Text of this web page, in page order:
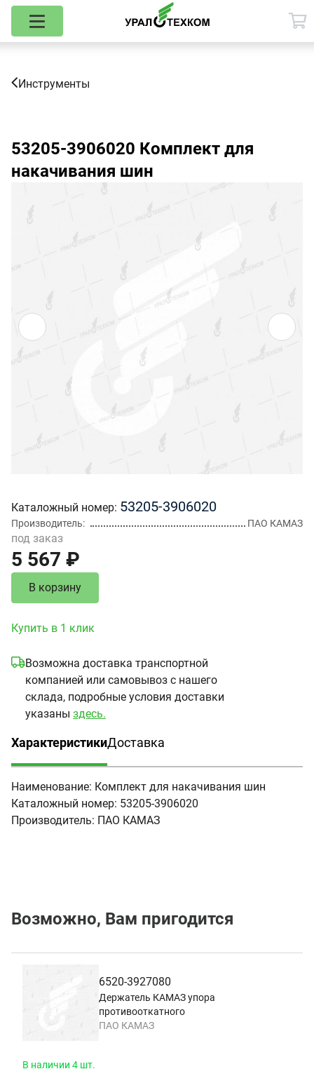
Инструменты
53205-3906020 Комплект для
накачивания шин
Каталожный номер 53205-3906020
Производитель ПАО КАМАЗ
под заказ
5 567 ₽
В корзину
Купить в 1 клик
Возможна доставка транспортной
компанией или самовывоз с нашего
склада, подробные условия доставки
указаны здесь.
Характеристики
(активная вкладка)
Доставка
Наименование: Комплект для накачивания шин
Каталожный номер: 53205-3906020
Производитель: ПАО КАМАЗ
Возможно, Вам пригодится
6520-3927080
Держатель КАМАЗ упора
противооткатного
ПАО КАМАЗ
В наличии 4 шт.